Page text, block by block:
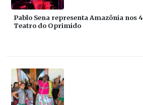
Pablo Sena representa Amazônia nos
Teatro do Oprimido